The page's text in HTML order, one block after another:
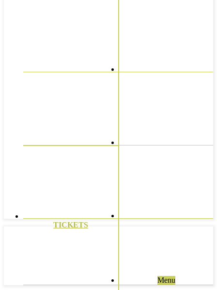
TICKETS
Menu